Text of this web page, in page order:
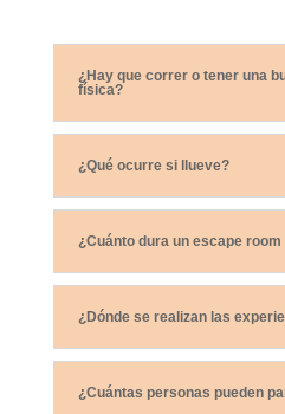
¿Hay que correr o tener una
física?
¿Qué ocurre si llueve?
¿Cuánto dura un escape
¿Dónde se realizan las
¿Cuántas personas pueden